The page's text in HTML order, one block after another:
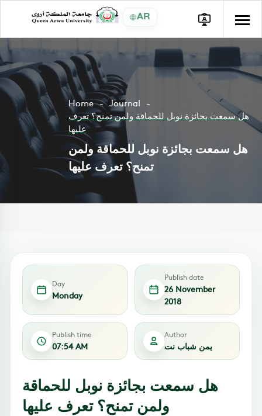
AR
Home
Journal
هل سمعت بجائزة نوبل للحماقة ولمن تمنح؟ تعرف
عليها
هل سمعت بجائزة نوبل للحماقة ولمن
تمنح؟ تعرف عليها
Day
Monday
Publish date
26 November
2018
Publish time
07:54 AM
Author
يمن شباب نت
هل سمعت بجائزة نوبل للحماقة
ولمن تمنح؟ تعرف عليها